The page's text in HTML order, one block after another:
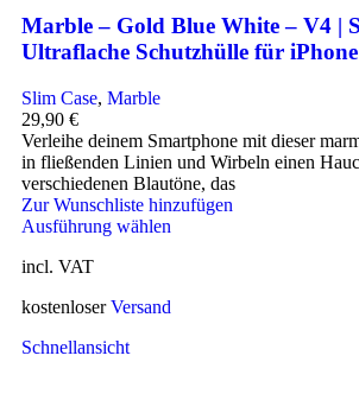
Marble – Gold Blue White – V4 |
Ultraflache Schutzhülle für iPhone
Slim Case, Marble
29,90 €
Verleihe deinem Smartphone mit dieser
in fließenden Linien und Wirbeln einen
verschiedenen Blautöne, das
Zur Wunschliste hinzufügen
Ausführung wählen
incl. VAT
kostenloserVersand
Schnellansicht